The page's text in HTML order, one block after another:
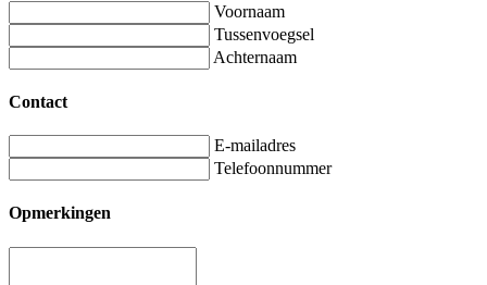
Voornaam
Tussenvoegsel
Achternaam
Contact
E-mailadres
Telefoonnummer
Opmerkingen